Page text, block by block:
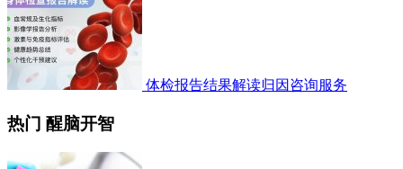
体检报告结果解读归因咨询服务
热门 醒脑开智